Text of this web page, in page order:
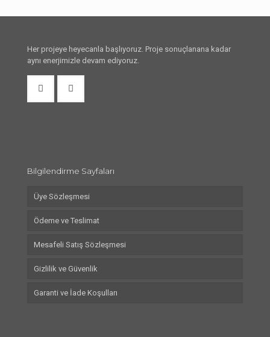
Her projeye heyecanla başlıyoruz. Proje sonuçlanana kadar
aynı enerjimizle devam ediyoruz.
Bilgilendirme Sayfaları
Üye Sözleşmesi
Ödeme ve Teslimat
Mesafeli Satış Sözleşmesi
Gizlilik ve Güvenlik
Garanti ve İade Koşulları